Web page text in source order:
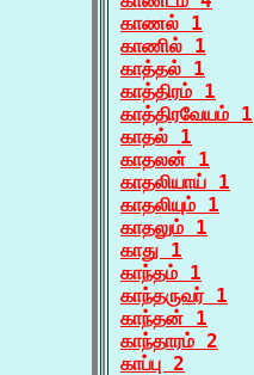
காணல் 1
காணில் 1
காத்தல் 1
காத்திரம் 1
காத்திரவேயம் 1
காதல் 1
காதலன் 1
காதலியாய் 1
காதலியும் 1
காதலும் 1
காது 1
காந்தம் 1
காந்தருவர் 1
காந்தன் 1
காந்தாரம் 2
காப்பு 2